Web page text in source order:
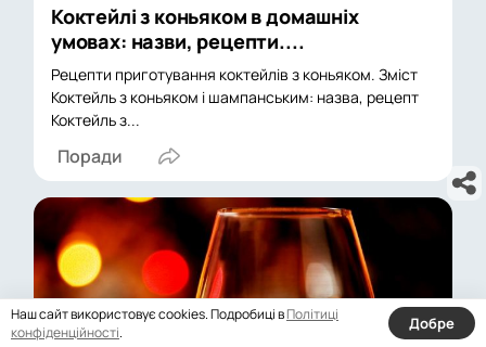
Коктейлі з коньяком в домашніх
умовах: назви, рецепти....
Рецепти приготування коктейлів з коньяком. Зміст
Коктейль з коньяком і шампанським: назва, рецепт
Коктейль з...
Поради
Наш сайт використовує cookies. Подробиці вПолітиці
конфіденційності. Добре